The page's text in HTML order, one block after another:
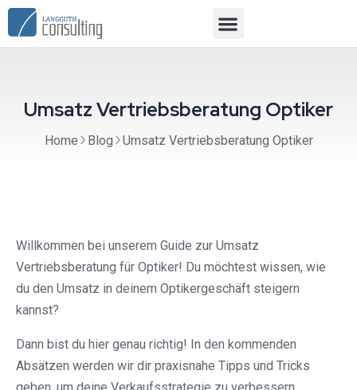
Umsatz Vertriebsberatung Optiker
Home Blog Umsatz Vertriebsberatung Optiker
Willkommen bei unserem Guide zur Umsatz
Vertriebsberatung für Optiker! Du möchtest wissen, wie
du den Umsatz in deinem Optikergeschäft steigern
kannst?
Dann bist du hier genau richtig! In den kommenden
Absätzen werden wir dir praxisnahe Tipps und Tricks